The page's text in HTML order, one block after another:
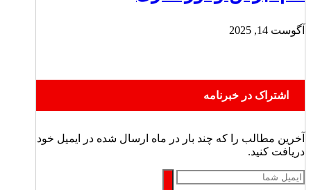
آگوست 14, 2025
اشتراک در خبرنامه
آخرین مطالب را که چند بار در ماه ارسال شده در ایمیل خود
دریافت کنید.